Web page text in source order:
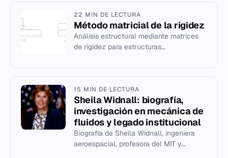
22 MIN DE LECTURA
Método matricial de la rigidez
Análisis estructural mediante matrices
de rigidez para estructuras
15 MIN DE LECTURA
Sheila Widnall: biografía,
investigación en mecánica de
fluidos y legado institucional
Biografía de Sheila Widnall, ingeniera
aeroespacial, profesora del MIT y